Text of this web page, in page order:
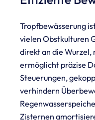
Tropfbewässerung
vielen Obstkulturen
direkt an die
ermöglicht präzise
Steuerungen,
verhindern
Zisternen